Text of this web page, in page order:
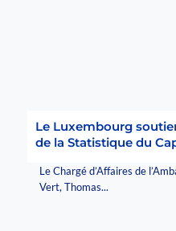
Le Luxembourg
de la Statistique du
Le Chargé d’Affaires de
Vert, Thomas...